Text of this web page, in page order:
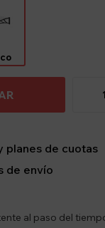
planes de cuotas
de envío
al paso del